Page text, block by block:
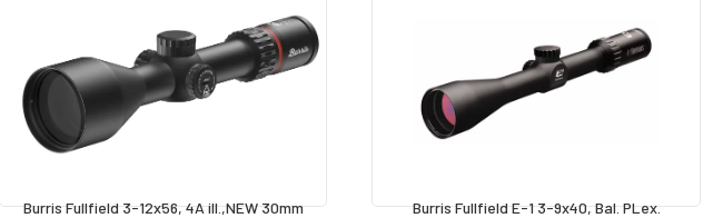
Burris Fullfield 3-12x56, 4A ill.,NEW 30mm Burris Fullfield E-1 3-9x40, Bal. PLex.